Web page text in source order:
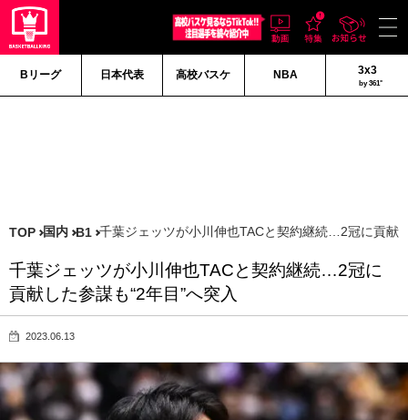
Bリーグ 日本代表 高校バスケ NBA 3x3
by 361°
TOP 国内 B1 千葉ジェッツが小川伸也TACと契約継続…2冠に貢献
千葉ジェッツが小川伸也TACと契約継続…2冠に
貢献した参謀も“2年目”へ突入
2023.06.13